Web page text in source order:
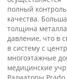
полный контроль
качества.
толщина
давление, что в
в систему с
многоэтажные
медицинские